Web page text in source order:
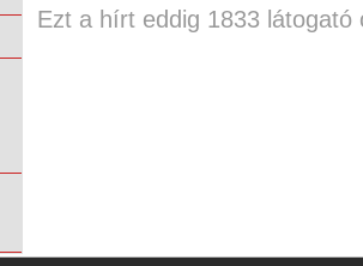
Ezt a hírt eddig 1833 látogató